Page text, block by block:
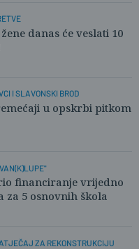
danas će veslati 10
I SLAVONSKI BROD
u opskrbi pitkom
financiranje vrijedno
za 5 osnovnih škola
ZA REKONSTRUKCIJU